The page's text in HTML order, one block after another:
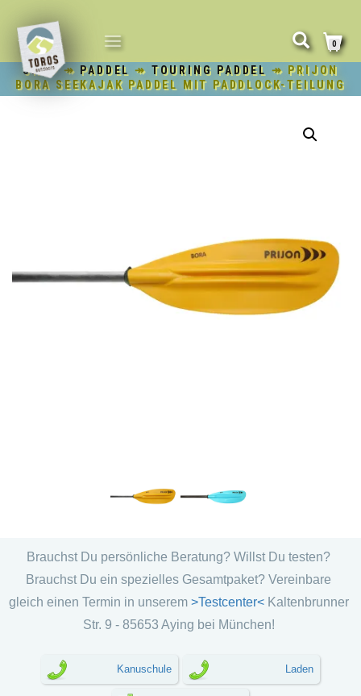
NAVIGATION
UMSCHALTEN
0
SHOP↠ PADDEL ↠ TOURING PADDEL ↠ PRIJON
BORA SEEKAJAK PADDEL MIT PADDLOCK-TEILUNG
Brauchst Du persönliche Beratung? Willst Du testen?
Brauchst Du ein spezielles Gesamtpaket? Vereinbare
gleich einen Termin in unserem>Testcenter< Kaltenbrunner
Str. 9 - 85653 Aying bei München!
Kanuschule Laden